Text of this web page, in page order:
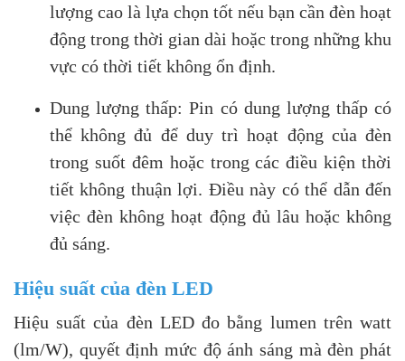
lượng cao là lựa chọn tốt nếu bạn cần đèn hoạt
động trong thời gian dài hoặc trong những khu
vực có thời tiết không ổn định.
Dung lượng thấp: Pin có dung lượng thấp có
thể không đủ để duy trì hoạt động của đèn
trong suốt đêm hoặc trong các điều kiện thời
tiết không thuận lợi. Điều này có thể dẫn đến
việc đèn không hoạt động đủ lâu hoặc không
đủ sáng.
Hiệu suất của đèn LED
Hiệu suất của đèn LED đo bằng lumen trên watt
(lm/W), quyết định mức độ ánh sáng mà đèn phát